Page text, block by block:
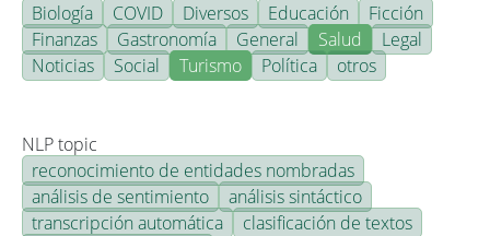
Biología
COVID Diversos Educación
Ficción
Finanzas
Gastronomía General Salud
Legal
Noticias
Social Turismo Política otros
NLP topic
reconocimiento de entidades nombradas
análisis de sentimiento
análisis sintáctico
transcripción automática
clasificación de textos